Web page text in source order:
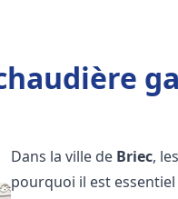
Dans la ville de Briec,
pourquoi il est